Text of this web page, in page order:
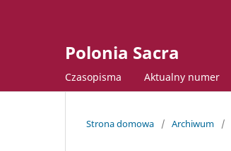
Polonia Sacra
Czasopisma Aktualny numer
Strona domowa / Archiwum /